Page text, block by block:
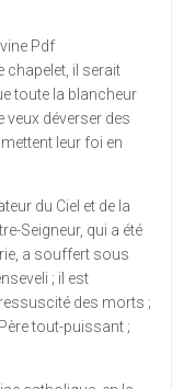
Pdf
chapelet, il serait
toute la blancheur
veux déverser des
leur foi en
du Ciel et de la
Seigneur, qui a été
a souffert sous
; il est
des morts ;
tout-puissant ;